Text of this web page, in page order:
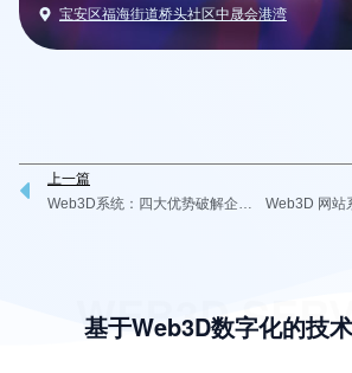
宝安区福海街道桥头社区中晟会港湾
Prev
上一篇
WEB3D
基于Web3D数字化的技